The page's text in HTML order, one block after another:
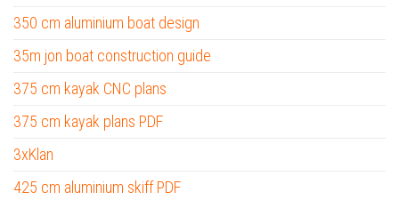
350 cm aluminium boat design
35m jon boat construction guide
375 cm kayak CNC plans
375 cm kayak plans PDF
3xKlan
425 cm aluminium skiff PDF